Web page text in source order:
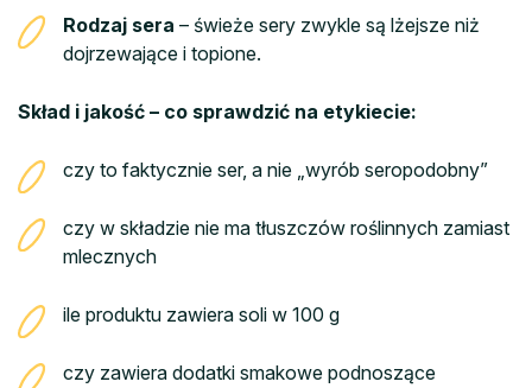
Rodzaj sera – świeże sery zwykle są lżejsze niż
dojrzewające i topione.
Skład i jakość – co sprawdzić na etykiecie:
czy to faktycznie ser, a nie „wyrób seropodobny”
czy w składzie nie ma tłuszczów roślinnych zamiast
mlecznych
ile produktu zawiera soli w 100 g
czy zawiera dodatki smakowe podnoszące